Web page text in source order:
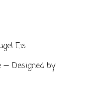
Eis
— Designed by